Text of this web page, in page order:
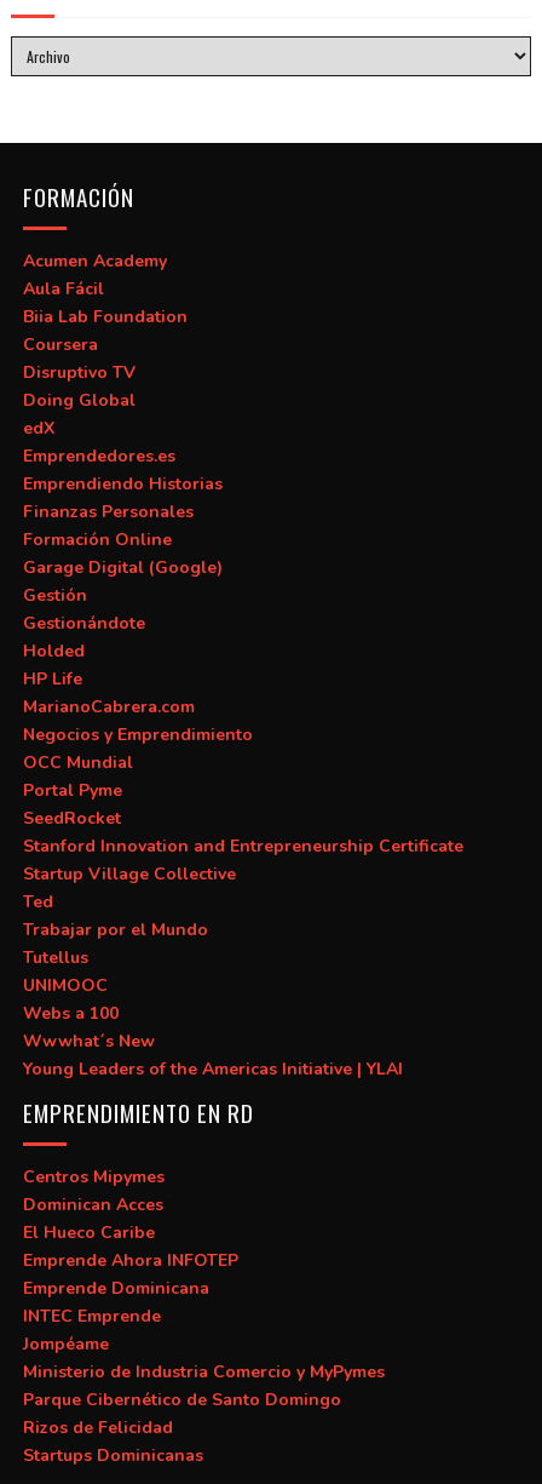
FORMACIÓN
Acumen Academy
Aula Fácil
Biia Lab Foundation
Coursera
Disruptivo TV
Doing Global
edX
Emprendedores.es
Emprendiendo Historias
Finanzas Personales
Formación Online
Garage Digital (Google)
Gestión
Gestionándote
Holded
HP Life
MarianoCabrera.com
Negocios y Emprendimiento
OCC Mundial
Portal Pyme
SeedRocket
Stanford Innovation and Entrepreneurship Certificate
Startup Village Collective
Ted
Trabajar por el Mundo
Tutellus
UNIMOOC
Webs a 100
Wwwhat´s New
Young Leaders of the Americas Initiative | YLAI
EMPRENDIMIENTO EN RD
Centros Mipymes
Dominican Acces
El Hueco Caribe
Emprende Ahora INFOTEP
Emprende Dominicana
INTEC Emprende
Jompéame
Ministerio de Industria Comercio y MyPymes
Parque Cibernético de Santo Domingo
Rizos de Felicidad
Startups Dominicanas